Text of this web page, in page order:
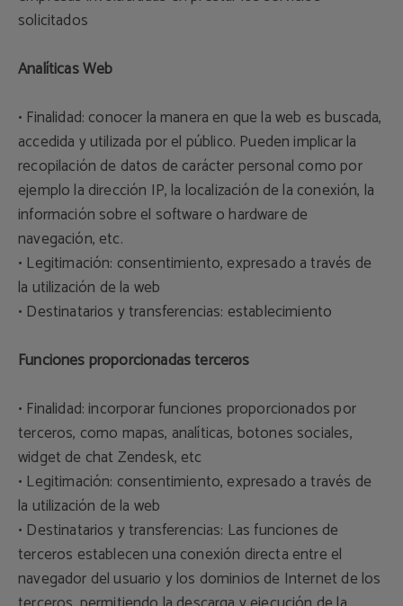
solicitados
Analíticas Web
• Finalidad: conocer la manera en que la web es buscada,
accedida y utilizada por el público. Pueden implicar la
recopilación de datos de carácter personal como por
ejemplo la dirección IP, la localización de la conexión, la
información sobre el software o hardware de
navegación, etc.
• Legitimación: consentimiento, expresado a través de
la utilización de la web
• Destinatarios y transferencias: establecimiento
Funciones proporcionadas terceros
• Finalidad: incorporar funciones proporcionados por
terceros, como mapas, analíticas, botones sociales,
widget de chat Zendesk, etc
• Legitimación: consentimiento, expresado a través de
la utilización de la web
• Destinatarios y transferencias: Las funciones de
terceros establecen una conexión directa entre el
navegador del usuario y los dominios de Internet de los